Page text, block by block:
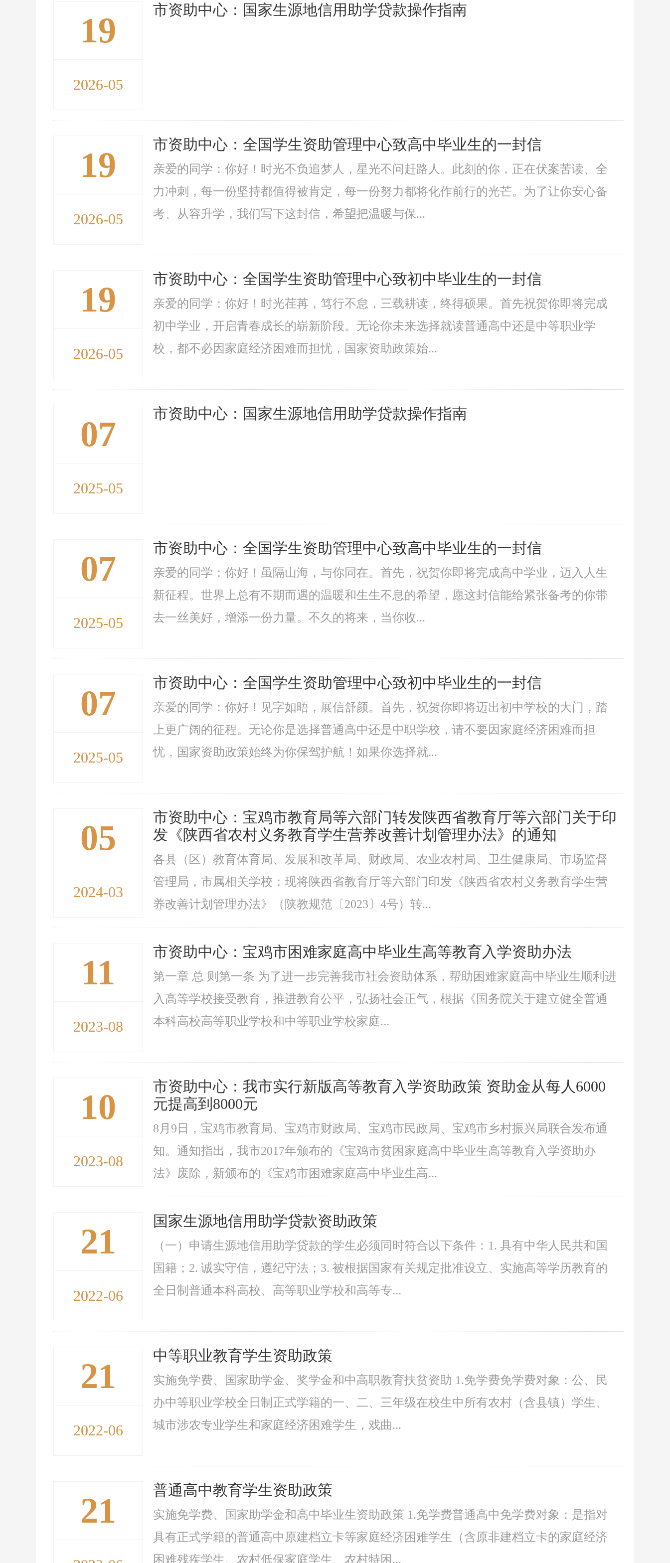
19
2026-05
市资助中心：国家生源地信用助学贷款操作指南
19
2026-05
市资助中心：全国学生资助管理中心致高中毕业生的一封信
亲爱的同学：你好！时光不负追梦人，星光不问赶路人。此刻的你，正在伏案苦读、全
力冲刺，每一份坚持都值得被肯定，每一份努力都将化作前行的光芒。为了让你安心备
考、从容升学，我们写下这封信，希望把温暖与保...
19
2026-05
市资助中心：全国学生资助管理中心致初中毕业生的一封信
亲爱的同学：你好！时光荏苒，笃行不怠，三载耕读，终得硕果。首先祝贺你即将完成
初中学业，开启青春成长的崭新阶段。无论你未来选择就读普通高中还是中等职业学
校，都不必因家庭经济困难而担忧，国家资助政策始...
07
2025-05
市资助中心：国家生源地信用助学贷款操作指南
07
2025-05
市资助中心：全国学生资助管理中心致高中毕业生的一封信
亲爱的同学：你好！虽隔山海，与你同在。首先，祝贺你即将完成高中学业，迈入人生
新征程。世界上总有不期而遇的温暖和生生不息的希望，愿这封信能给紧张备考的你带
去一丝美好，增添一份力量。不久的将来，当你收...
07
2025-05
市资助中心：全国学生资助管理中心致初中毕业生的一封信
亲爱的同学：你好！见字如晤，展信舒颜。首先，祝贺你即将迈出初中学校的大门，踏
上更广阔的征程。无论你是选择普通高中还是中职学校，请不要因家庭经济困难而担
忧，国家资助政策始终为你保驾护航！如果你选择就...
05
2024-03
市资助中心：宝鸡市教育局等六部门转发陕西省教育厅等六部门关于印
发《陕西省农村义务教育学生营养改善计划管理办法》的通知
各县（区）教育体育局、发展和改革局、财政局、农业农村局、卫生健康局、市场监督
管理局，市属相关学校：现将陕西省教育厅等六部门印发《陕西省农村义务教育学生营
养改善计划管理办法》（陕教规范〔2023〕4号）转...
11
2023-08
市资助中心：宝鸡市困难家庭高中毕业生高等教育入学资助办法
第一章 总 则第一条 为了进一步完善我市社会资助体系，帮助困难家庭高中毕业生顺利进
入高等学校接受教育，推进教育公平，弘扬社会正气，根据《国务院关于建立健全普通
本科高校高等职业学校和中等职业学校家庭...
10
2023-08
市资助中心：我市实行新版高等教育入学资助政策 资助金从每人6000
元提高到8000元
8月9日，宝鸡市教育局、宝鸡市财政局、宝鸡市民政局、宝鸡市乡村振兴局联合发布通
知。通知指出，我市2017年颁布的《宝鸡市贫困家庭高中毕业生高等教育入学资助办
法》废除，新颁布的《宝鸡市困难家庭高中毕业生高...
21
2022-06
国家生源地信用助学贷款资助政策
（一）申请生源地信用助学贷款的学生必须同时符合以下条件：1. 具有中华人民共和国
国籍；2. 诚实守信，遵纪守法；3. 被根据国家有关规定批准设立、实施高等学历教育的
全日制普通本科高校、高等职业学校和高等专...
21
2022-06
中等职业教育学生资助政策
实施免学费、国家助学金、奖学金和中高职教育扶贫资助 1.免学费免学费对象：公、民
办中等职业学校全日制正式学籍的一、二、三年级在校生中所有农村（含县镇）学生、
城市涉农专业学生和家庭经济困难学生，戏曲...
21
普通高中教育学生资助政策
实施免学费、国家助学金和高中毕业生资助政策 1.免学费普通高中免学费对象：是指对
具有正式学籍的普通高中原建档立卡等家庭经济困难学生（含原非建档立卡的家庭经济
困难残疾学生、农村低保家庭学生、农村特困...